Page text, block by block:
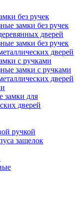
без ручек
замки без ручек
дверей
замки без ручек
дверей
с ручками
замки с ручками
дверей
замки для
дверей
ручкой
защелок